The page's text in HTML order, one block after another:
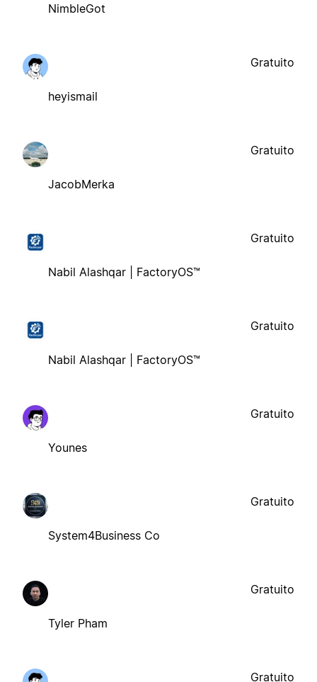
NimbleGot
heyismail
Gratuito
JacobMerka
Gratuito
Nabil Alashqar | FactoryOS™
Gratuito
Nabil Alashqar | FactoryOS™
Gratuito
Younes
Gratuito
System4Business Co
Gratuito
Tyler Pham
Gratuito
Gratuito